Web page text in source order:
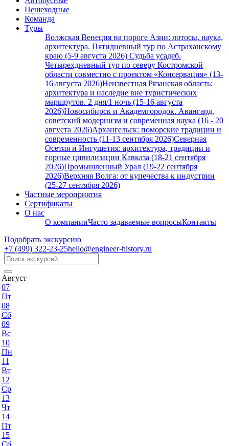
Пешеходные
Команда
Туры
Волжская Венеция на пороге Азии: лотосы, наука,
архитектура. Пятидневный тур по Астраханскому
краю (5-9 августа 2026) Судьба усадеб.
Четырехдневный тур по северу Костромской
области совместно с проектом «Консервация» (13-
16 августа 2026)Неизвестная Рязанская область:
архитектура и наследие вне туристических
маршрутов. 2 дня/1 ночь (15-16 августа
2026)Новосибирск и Академгородок. Авангард,
советский модернизм и современная наука (16 - 20
августа 2026)Архангельск: поморские традиции и
современность (11-13 сентября 2026)Северная
Осетия и Ингушетия: архитектура, традиции и
горные цивилизации Кавказа (18-21 сентября
2026)Промышленный Урал (19-22 сентября
2026)Верхняя Волга: от купечества к индустрии
(25-27 сентября 2026)
Частные мероприятия
Сертификаты
О нас
О компанииЧасто задаваемые вопросыКонтакты
Подобрать экскурсию
+7 (499) 322-23-25hello@engineer-history.ru
Август
07
Пт
08
Сб
09
Вс
10
Пн
11
Вт
12
Ср
13
Чт
14
Пт
15
Сб